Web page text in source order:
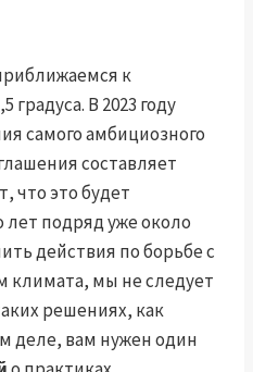
к
В 2023 году
самого амбициозного
составляет
что это будет
лет подряд уже около
действия по борьбе с
мы не следует
решениях, как
деле, вам нужен один